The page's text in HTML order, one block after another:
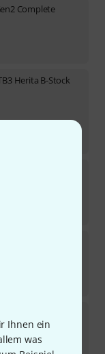
Ihnen ein
was
Complete
Herita B-Stock
Ultimat Bundl
Quad G2 Native P